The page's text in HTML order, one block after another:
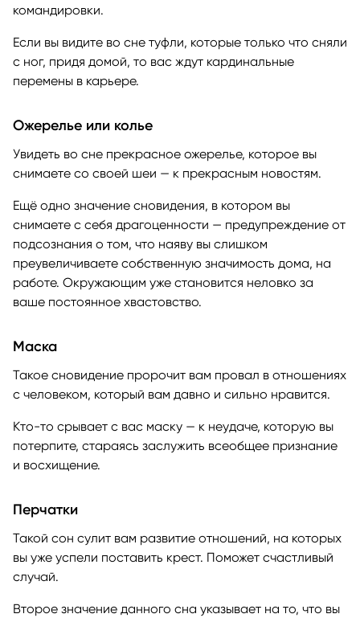
командировки.
Если вы видите во сне туфли, которые только что сняли
с ног, придя домой, то вас ждут кардинальные
перемены в карьере.
Ожерелье или колье
Увидеть во сне прекрасное ожерелье, которое вы
снимаете со своей шеи — к прекрасным новостям.
Ещё одно значение сновидения, в котором вы
снимаете с себя драгоценности — предупреждение от
подсознания о том, что наяву вы слишком
преувеличиваете собственную значимость дома, на
работе. Окружающим уже становится неловко за
ваше постоянное хвастовство.
Маска
Такое сновидение пророчит вам провал в отношениях
с человеком, который вам давно и сильно нравится.
Кто-то срывает с вас маску — к неудаче, которую вы
потерпите, стараясь заслужить всеобщее признание
и восхищение.
Перчатки
Такой сон сулит вам развитие отношений, на которых
вы уже успели поставить крест. Поможет счастливый
случай.
Второе значение данного сна указывает на то, что вы